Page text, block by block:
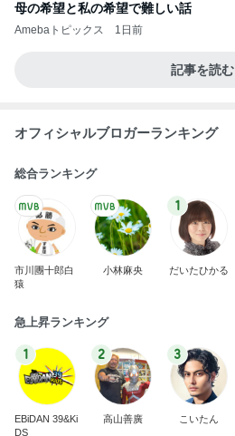
母の希望と私の希望で難しい話
Amebaトピックス 1日前
記事を読む
オフィシャルブロガーランキング
総合ランキング
市川團十郎白
猿
小林麻央
1
だいたひかる
急上昇ランキング
1
EBiDAN 39&Ki
DS
2
高山善廣
3
こいたん